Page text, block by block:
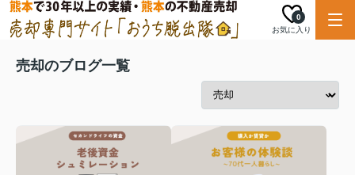
お気に入り
0
売却のブログ一覧